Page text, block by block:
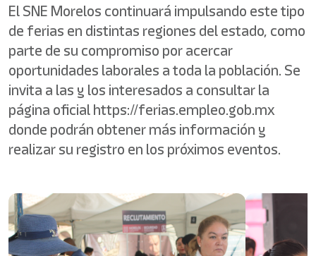
El SNE Morelos continuará impulsando este tipo
de ferias en distintas regiones del estado, como
parte de su compromiso por acercar
oportunidades laborales a toda la población. Se
invita a las y los interesados a consultar la
página oficial https://ferias.empleo.gob.mx
donde podrán obtener más información y
realizar su registro en los próximos eventos.